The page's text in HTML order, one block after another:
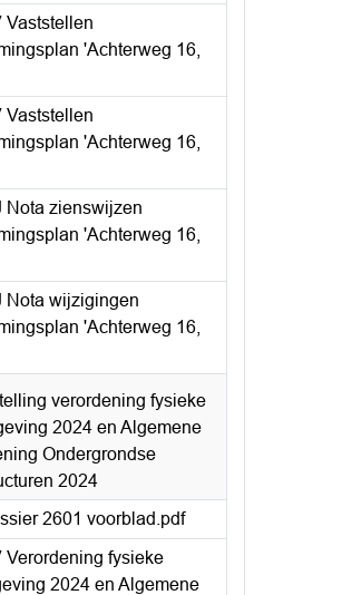
Vaststellen
'Achterweg 16,
Vaststellen
'Achterweg 16,
Nota zienswijzen
'Achterweg 16,
Nota wijzigingen
'Achterweg 16,
verordening fysieke
2024 en Algemene
Ondergrondse
2024
2601 voorblad.pdf
Verordening fysieke
2024 en Algemene